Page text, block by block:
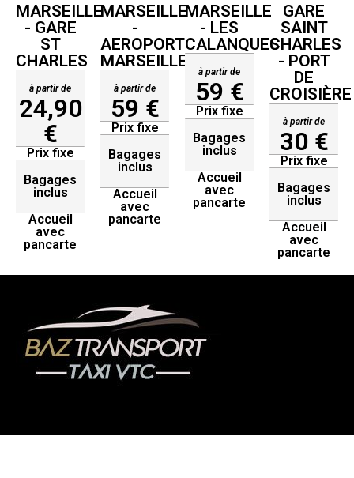
MARSEILLE
- GARE
ST
CHARLES
à partir de
24,90
€
Prix fixe
Bagages
inclus
Accueil
avec
pancarte
MARSEILLE
-
AEROPORT
MARSEILLE
à partir de
59 €
Prix fixe
Bagages
inclus
Accueil
avec
pancarte
MARSEILLE
- LES
CALANQUES
à partir de
59 €
Prix fixe
Bagages
inclus
Accueil
avec
pancarte
GARE
SAINT
CHARLES
- PORT
DE
CROISIÈRE
à partir de
30 €
Prix fixe
Bagages
inclus
Accueil
avec
pancarte